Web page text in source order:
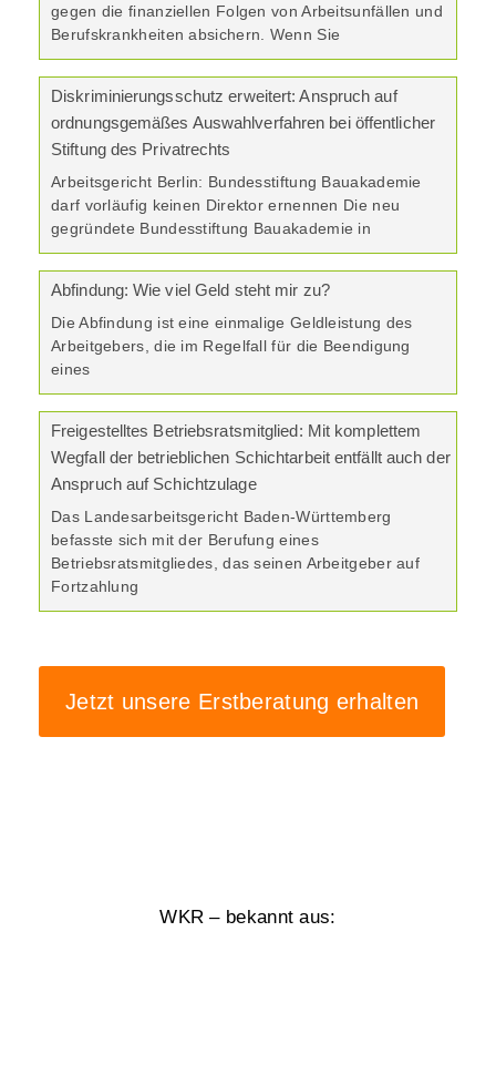
gegen die finanziellen Folgen von Arbeitsunfällen und
Berufskrankheiten absichern. Wenn Sie
Diskriminierungsschutz erweitert: Anspruch auf
ordnungsgemäßes Auswahlverfahren bei öffentlicher
Stiftung des Privatrechts
Arbeitsgericht Berlin: Bundesstiftung Bauakademie
darf vorläufig keinen Direktor ernennen Die neu
gegründete Bundesstiftung Bauakademie in
Abfindung: Wie viel Geld steht mir zu?
Die Abfindung ist eine einmalige Geldleistung des
Arbeitgebers, die im Regelfall für die Beendigung
eines
Freigestelltes Betriebsratsmitglied: Mit komplettem
Wegfall der betrieblichen Schichtarbeit entfällt auch der
Anspruch auf Schichtzulage
Das Landesarbeitsgericht Baden-Württemberg
befasste sich mit der Berufung eines
Betriebsratsmitgliedes, das seinen Arbeitgeber auf
Fortzahlung
Jetzt unsere Erstberatung erhalten
WKR – bekannt aus: